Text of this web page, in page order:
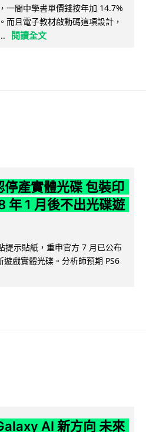
一間中學書單價錢按年加 14.7%
而且電子教材啟動碼這項設計，
閱讀全文
產實體光碟 包裝印
年 1 月後不出光碟遊
提示貼紙，重申官方 7 月已公布
戲實體光碟。分析師預期 PS6
AI 新方向 未來